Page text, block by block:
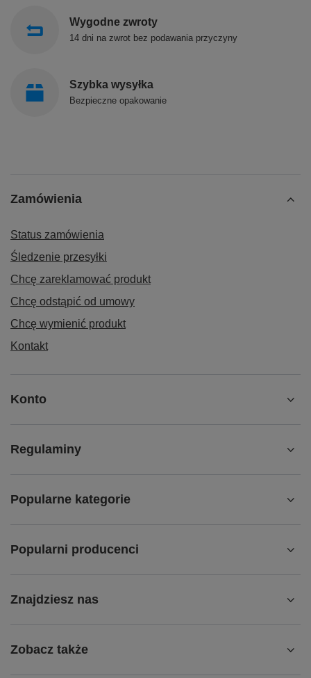
Wygodne zwroty
14 dni na zwrot bez podawania przyczyny
Szybka wysyłka
Bezpieczne opakowanie
Zamówienia
Status zamówienia
Śledzenie przesyłki
Chcę zareklamować produkt
Chcę odstąpić od umowy
Chcę wymienić produkt
Kontakt
Konto
Regulaminy
Popularne kategorie
Popularni producenci
Znajdziesz nas
Zobacz także